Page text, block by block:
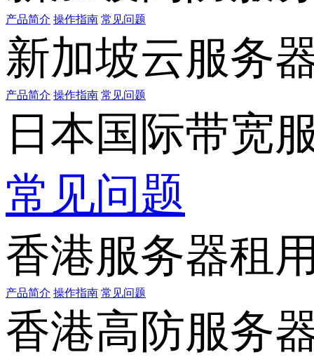
产品简介 操作指南 常见问题
新加坡云服务
产品简介 操作指南 常见问题
日本国际带宽
常见问题
香港服务器租
产品简介 操作指南 常见问题
香港高防服务